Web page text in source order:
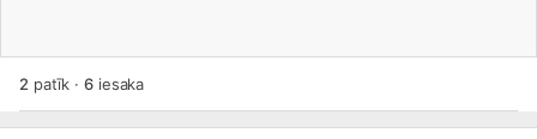
2 patīk ·6iesaka